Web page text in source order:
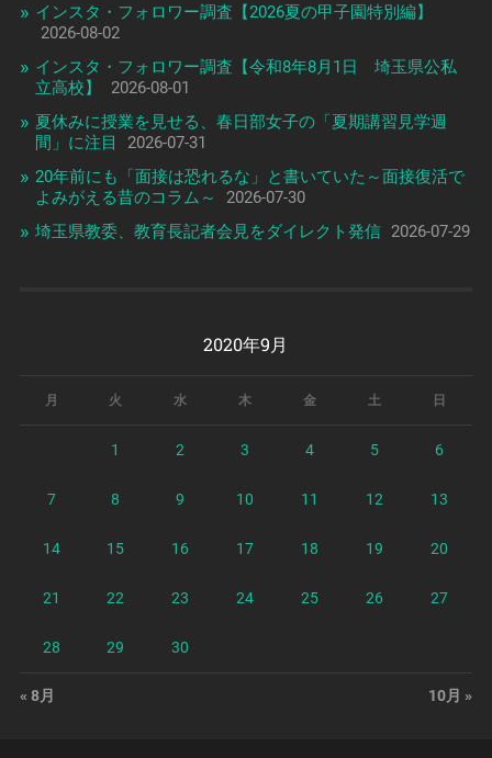
インスタ・フォロワー調査【2026夏の甲子園特別編】
2026-08-02
インスタ・フォロワー調査【令和8年8月1日 埼玉県公私
立高校】
2026-08-01
夏休みに授業を見せる、春日部女子の「夏期講習見学週
間」に注目
2026-07-31
20年前にも「面接は恐れるな」と書いていた～面接復活で
よみがえる昔のコラム～
2026-07-30
埼玉県教委、教育長記者会見をダイレクト発信 2026-07-29
2020年9月
月 火 水 木 金 土 日
1 2 3 4 5 6
7 8 9 10 11 12 13
14 15 16 17 18 19 20
21 22 23 24 25 26 27
28 29 30
« 8月 10月 »